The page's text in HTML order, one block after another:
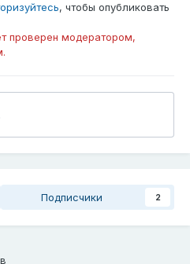
, чтобы опубликовать
проверен модератором,
Подписчики 2